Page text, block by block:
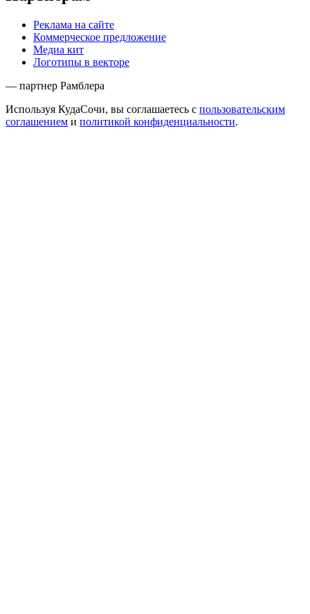
Реклама на сайте
Коммерческое предложение
Медиа кит
Логотипы в векторе
— партнер Рамблера
Используя КудаСочи, вы соглашаетесь с пользовательским
соглашением и политикой конфиденциальности.